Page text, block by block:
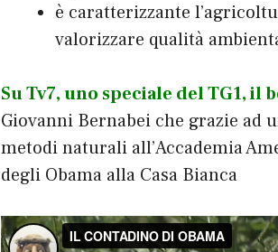
è caratterizzante
valorizzare qualità
Su Tv7, uno speciale del TG1, il
Giovanni Bernabei che grazie
metodi naturali all’Accademia
degli Obama alla Casa Bianca